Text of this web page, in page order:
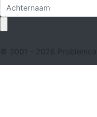
© 2001 - 2026